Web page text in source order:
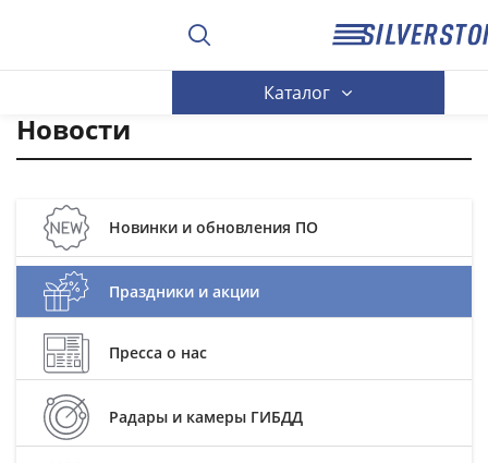
Каталог
Новости
Новинки и обновления ПО
Праздники и акции
Пресса о нас
Радары и камеры ГИБДД